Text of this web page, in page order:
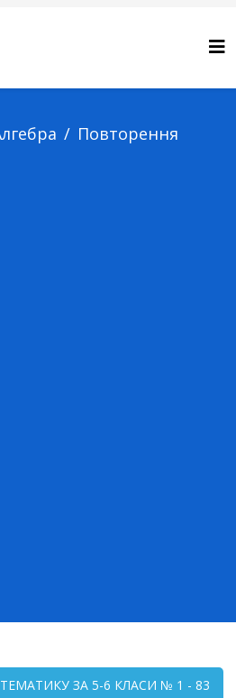
Повторення
ЗА 5-6 КЛАСИ № 1 - 83